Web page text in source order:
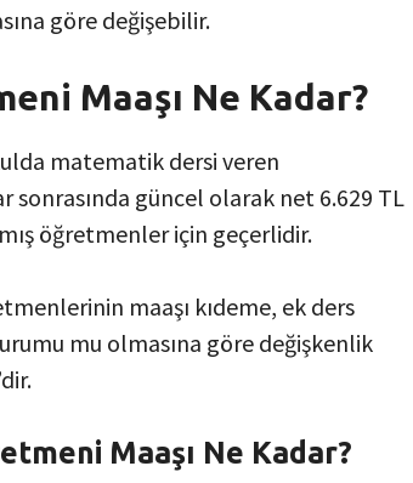
göre değişebilir.
Maaşı Ne Kadar?
matematik dersi veren
güncel olarak net 6.629 TL
öğretmenler için geçerlidir.
maaşı kıdeme, ek ders
mu olmasına göre değişkenlik
Maaşı Ne Kadar?